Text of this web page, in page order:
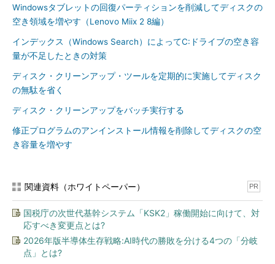
System32フォルダー内のTelnet.exeをFindLinksで調べると、
Telnet.exeへのリンクが示されます（ 画面3）。逆に、WinSxSフ
ォルダー内のTelnet.exeをFindLinksで調べると、System32フォ
ルダー内のTelnet.exeがもう一つのハードリンクとして示されま
す。
画面3System32フォルダー内のTelnet.exeは、WinSxSフ
ンク
Windowsタブレットの回復パーティションを削減してディスクの
空き領域を増やす（Lenovo Miix 2 8編）
インデックス（Windows Search）によってC:ドライブの空き容
量が不足したときの対策
ディスク・クリーンアップ・ツールを定期的に実施してディスク
の無駄を省く
ディスク・クリーンアップをバッチ実行する
修正プログラムのアンインストール情報を削除してディスクの空
き容量を増やす
関連資料（ホワイトペーパー） PR
国税庁の次世代基幹システム「KSK2」稼働開始に向けて、対
応すべき変更点とは?
2026年版半導体生存戦略:AI時代の勝敗を分ける4つの「分岐
点」とは?